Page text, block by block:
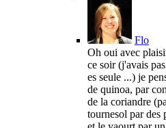
Flo
Oh oui avec
ce soir (j'avais
es seule ...) je
de quinoa, par
de la coriandre
tournesol par des